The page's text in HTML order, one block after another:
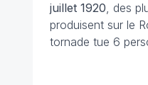
juillet 1920, des
produisent sur le
tornade tue 6